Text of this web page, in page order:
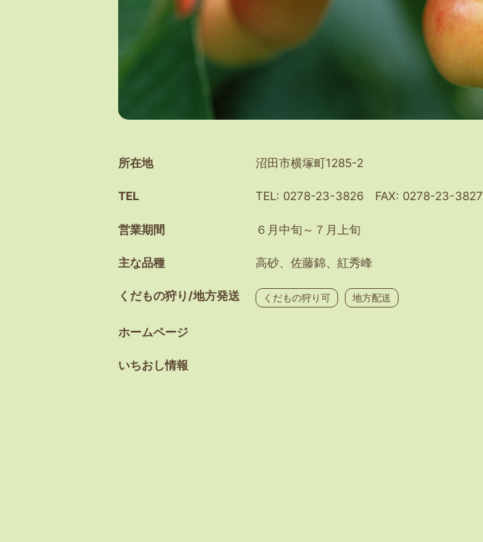
所在地 沼田市横塚町1285-2
TEL TEL: 0278-23-3826 FAX: 0278-23-3827
営業期間 ６月中旬～７月上旬
主な品種 高砂、佐藤錦、紅秀峰
くだもの狩り/地方発送 くだもの狩り可 地方配送
ホームページ
いちおし情報